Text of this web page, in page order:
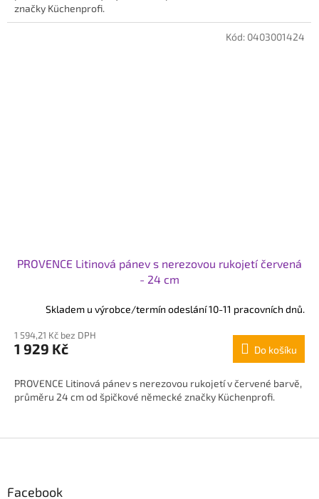
značky Küchenprofi.
PROVENCE Litinová pánev s nerezovou rukojetí červená
- 24 cm
Skladem u výrobce/termín odeslání 10-11 pracovních dnů.
1 594,21 Kč bez DPH
1 929 Kč Do košíku
PROVENCE Litinová pánev s nerezovou rukojetí v červené barvě,
průměru 24 cm od špičkové německé značky Küchenprofi.
Kód: 0403001424
pFacebook